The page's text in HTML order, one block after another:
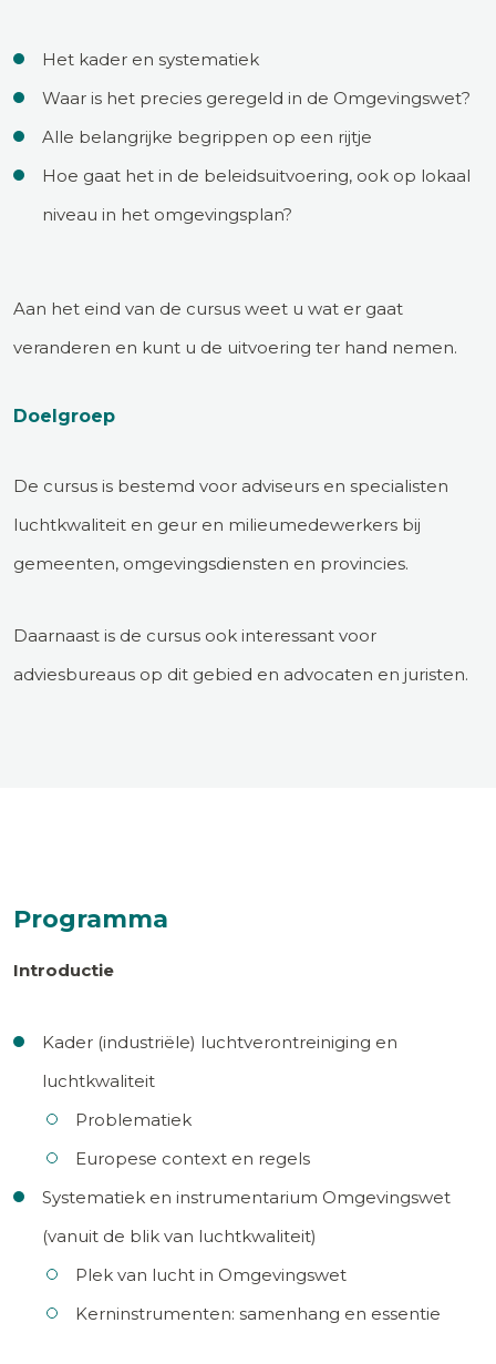
Het kader en systematiek
Waar is het precies geregeld in de Omgevingswet?
Alle belangrijke begrippen op een rijtje
Hoe gaat het in de beleidsuitvoering, ook op lokaal
niveau in het omgevingsplan?
Aan het eind van de cursus weet u wat er gaat
veranderen en kunt u de uitvoering ter hand nemen.
Doelgroep
De cursus is bestemd voor adviseurs en specialisten
luchtkwaliteit en geur en milieumedewerkers bij
gemeenten, omgevingsdiensten en provincies.
Daarnaast is de cursus ook interessant voor
adviesbureaus op dit gebied en advocaten en juristen.
Programma
Introductie
Kader (industriële) luchtverontreiniging en
luchtkwaliteit
Problematiek
Europese context en regels
Systematiek en instrumentarium Omgevingswet
(vanuit de blik van luchtkwaliteit)
Plek van lucht in Omgevingswet
Kerninstrumenten: samenhang en essentie